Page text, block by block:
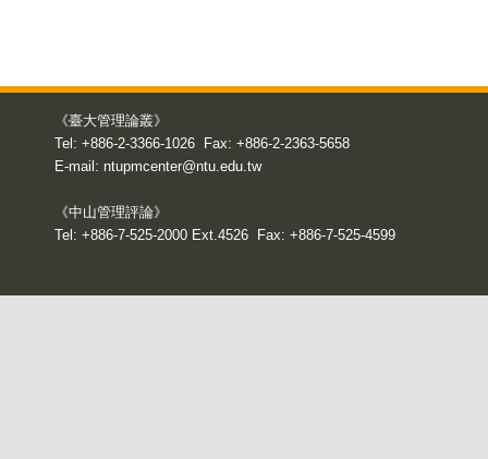
《臺大管理論叢》
Tel: +886-2-3366-1026 Fax: +886-2-2363-5658
E-mail: ntupmcenter@ntu.edu.tw
《中山管理評論》
Tel: +886-7-525-2000 Ext.4526 Fax: +886-7-525-4599